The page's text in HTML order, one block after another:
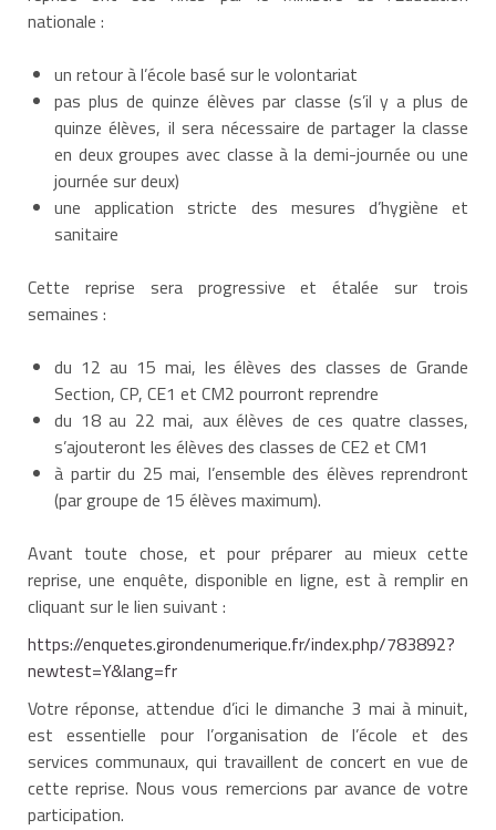
nationale :
un retour à l’école basé sur le volontariat
pas plus de quinze élèves par classe (s’il y a plus de
quinze élèves, il sera nécessaire de partager la classe
en deux groupes avec classe à la demi-journée ou une
journée sur deux)
une application stricte des mesures d’hygiène et
sanitaire
Cette reprise sera progressive et étalée sur trois
semaines :
du 12 au 15 mai, les élèves des classes de Grande
Section, CP, CE1 et CM2 pourront reprendre
du 18 au 22 mai, aux élèves de ces quatre classes,
s’ajouteront les élèves des classes de CE2 et CM1
à partir du 25 mai, l’ensemble des élèves reprendront
(par groupe de 15 élèves maximum).
Avant toute chose, et pour préparer au mieux cette
reprise, une enquête, disponible en ligne, est à remplir en
cliquant sur le lien suivant :
https://enquetes.girondenumerique.fr/index.php/783892?
newtest=Y&lang=fr
Votre réponse, attendue d’ici le dimanche 3 mai à minuit,
est essentielle pour l’organisation de l’école et des
services communaux, qui travaillent de concert en vue de
cette reprise. Nous vous remercions par avance de votre
participation.